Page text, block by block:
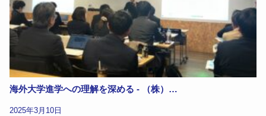
海外大学進学への理解を深める - （株）…
2025年3月10日